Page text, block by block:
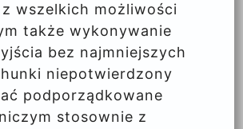
wszelkich możliwości
także wykonywanie
bez najmniejszych
niepotwierdzony
podporządkowane
stosownie z